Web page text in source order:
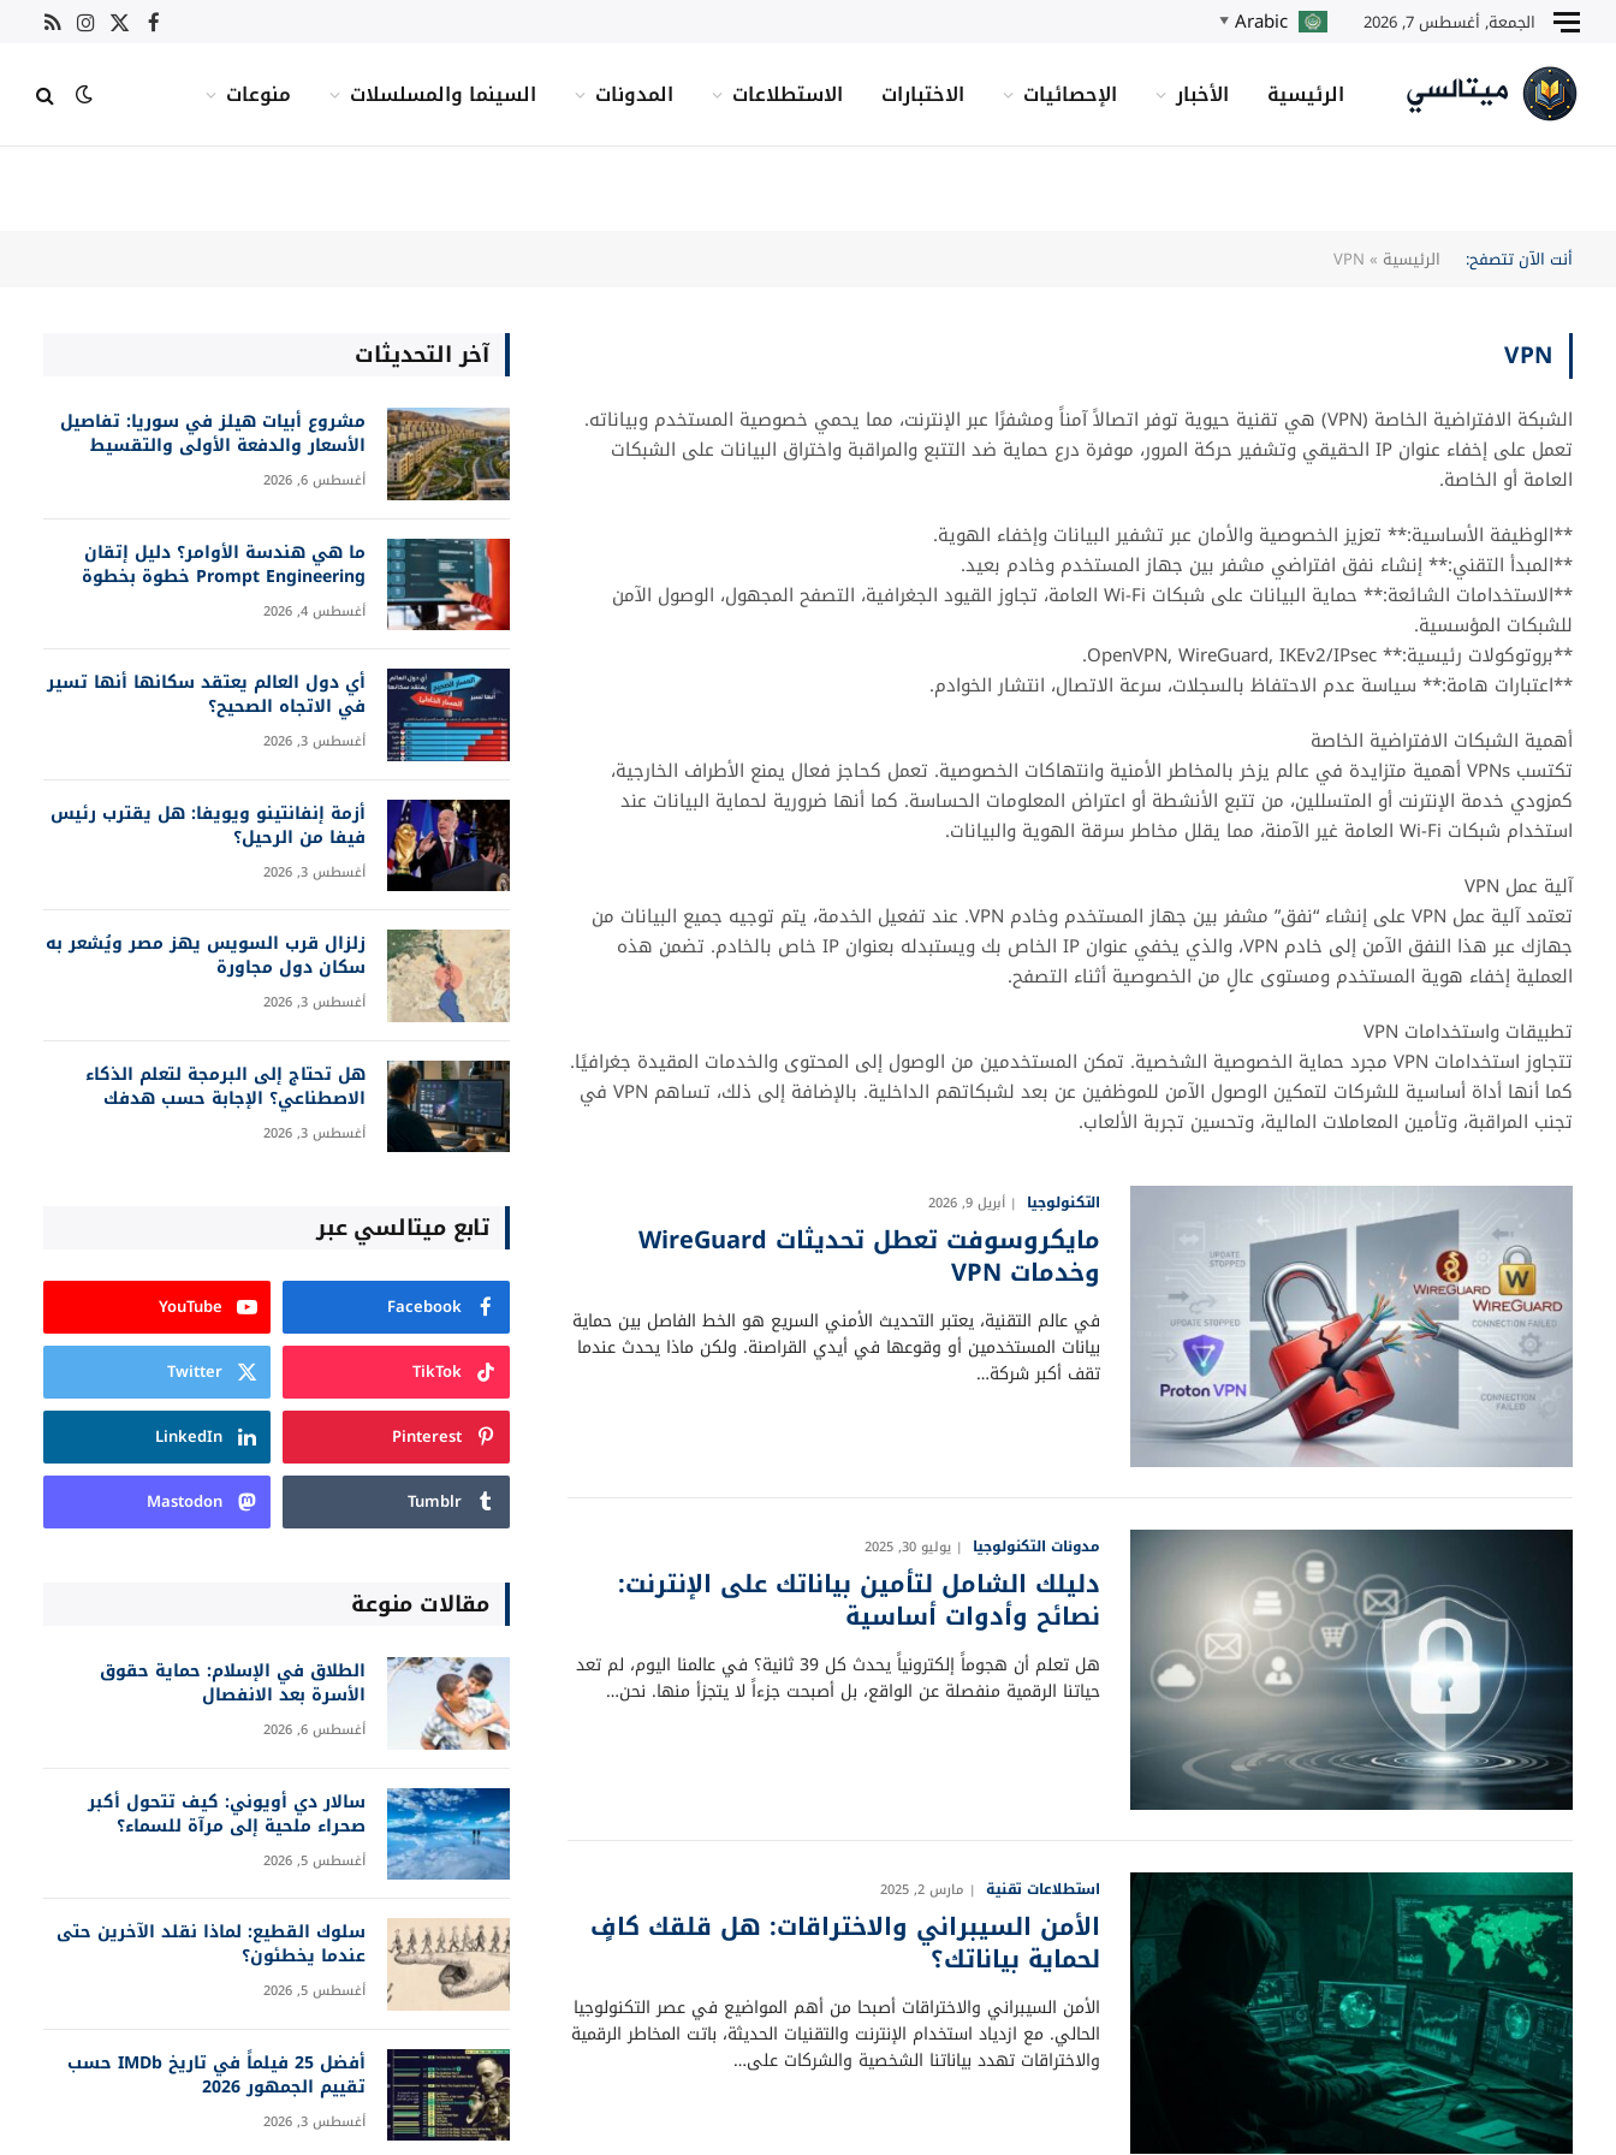
الجمعة, أغسطس 7, 2026 Arabic
▼ فيسبوك
X الانستغرام
RSS
الرئيسية الأخبار الإحصائيات الاختبارات الاستطلاعات المدونات السينما والمسلسلات منوعات
أنت الآن تتصفح: الرئيسية »
VPN
VPN
الشبكة الافتراضية الخاصة (VPN) هي تقنية حيوية توفر اتصالاً آمناً ومشفرًا عبر الإنترنت، مما يحمي خصوصية المستخدم وبياناته.
تعمل على إخفاء عنوان IP الحقيقي وتشفير حركة المرور، موفرة درع حماية ضد التتبع والمراقبة واختراق البيانات على الشبكات
العامة أو الخاصة.
**الوظيفة الأساسية:** تعزيز الخصوصية والأمان عبر تشفير البيانات وإخفاء الهوية.
**المبدأ التقني:** إنشاء نفق افتراضي مشفر بين جهاز المستخدم وخادم بعيد.
**الاستخدامات الشائعة:** حماية البيانات على شبكات Wi-Fi العامة، تجاوز القيود الجغرافية، التصفح المجهول، الوصول الآمن
للشبكات المؤسسية.
**بروتوكولات رئيسية:** OpenVPN, WireGuard, IKEv2/IPsec.
**اعتبارات هامة:** سياسة عدم الاحتفاظ بالسجلات، سرعة الاتصال، انتشار الخوادم.
أهمية الشبكات الافتراضية الخاصة
تكتسب VPNs أهمية متزايدة في عالم يزخر بالمخاطر الأمنية وانتهاكات الخصوصية. تعمل كحاجز فعال يمنع الأطراف الخارجية،
كمزودي خدمة الإنترنت أو المتسللين، من تتبع الأنشطة أو اعتراض المعلومات الحساسة. كما أنها ضرورية لحماية البيانات عند
استخدام شبكات Wi-Fi العامة غير الآمنة، مما يقلل مخاطر سرقة الهوية والبيانات.
آلية عمل VPN
تعتمد آلية عمل VPN على إنشاء “نفق” مشفر بين جهاز المستخدم وخادم VPN. عند تفعيل الخدمة، يتم توجيه جميع البيانات من
جهازك عبر هذا النفق الآمن إلى خادم VPN، والذي يخفي عنوان IP الخاص بك ويستبدله بعنوان IP خاص بالخادم. تضمن هذه
العملية إخفاء هوية المستخدم ومستوى عالٍ من الخصوصية أثناء التصفح.
تطبيقات واستخدامات VPN
تتجاوز استخدامات VPN مجرد حماية الخصوصية الشخصية. تمكن المستخدمين من الوصول إلى المحتوى والخدمات المقيدة جغرافيًا.
كما أنها أداة أساسية للشركات لتمكين الوصول الآمن للموظفين عن بعد لشبكاتهم الداخلية. بالإضافة إلى ذلك، تساهم VPN في
تجنب المراقبة، وتأمين المعاملات المالية، وتحسين تجربة الألعاب.
التكنولوجيا أبريل 9, 2026
مايكروسوفت تعطل تحديثات WireGuard
وخدمات VPN
في عالم التقنية، يعتبر التحديث الأمني السريع هو الخط الفاصل بين حماية
بيانات المستخدمين أو وقوعها في أيدي القراصنة. ولكن ماذا يحدث عندما
تقف أكبر شركة…
مدونات التكنولوجيا يوليو 30, 2025
دليلك الشامل لتأمين بياناتك على الإنترنت:
نصائح وأدوات أساسية
هل تعلم أن هجوماً إلكترونياً يحدث كل 39 ثانية؟ في عالمنا اليوم، لم تعد
حياتنا الرقمية منفصلة عن الواقع، بل أصبحت جزءاً لا يتجزأ منها. نحن…
استطلاعات تقنية مارس 2, 2025
الأمن السيبراني والاختراقات: هل قلقك كافٍ
لحماية بياناتك؟
الأمن السيبراني والاختراقات أصبحا من أهم المواضيع في عصر التكنولوجيا
الحالي. مع ازدياد استخدام الإنترنت والتقنيات الحديثة، باتت المخاطر الرقمية
والاختراقات تهدد بياناتنا الشخصية والشركات على…
آخر التحديثات
مشروع أبيات هيلز في سوريا: تفاصيل
الأسعار والدفعة الأولى والتقسيط
أغسطس 6, 2026
ما هي هندسة الأوامر؟ دليل إتقان
Prompt Engineering خطوة بخطوة
أغسطس 4, 2026
أي دول العالم يعتقد سكانها أنها تسير
في الاتجاه الصحيح؟
أغسطس 3, 2026
أزمة إنفانتينو ويويفا: هل يقترب رئيس
فيفا من الرحيل؟
أغسطس 3, 2026
زلزال قرب السويس يهز مصر ويُشعر به
سكان دول مجاورة
أغسطس 3, 2026
هل تحتاج إلى البرمجة لتعلم الذكاء
الاصطناعي؟ الإجابة حسب هدفك
أغسطس 3, 2026
تابع ميتالسي عبر
Facebook
YouTube
TikTok
Twitter
Pinterest
LinkedIn
Tumblr
Mastodon
مقالات منوعة
الطلاق في الإسلام: حماية حقوق
الأسرة بعد الانفصال
أغسطس 6, 2026
سالار دي أويوني: كيف تتحول أكبر
صحراء ملحية إلى مرآة للسماء؟
أغسطس 5, 2026
سلوك القطيع: لماذا نقلد الآخرين حتى
عندما يخطئون؟
أغسطس 5, 2026
أفضل 25 فيلماً في تاريخ IMDb حسب
تقييم الجمهور 2026
أغسطس 3, 2026